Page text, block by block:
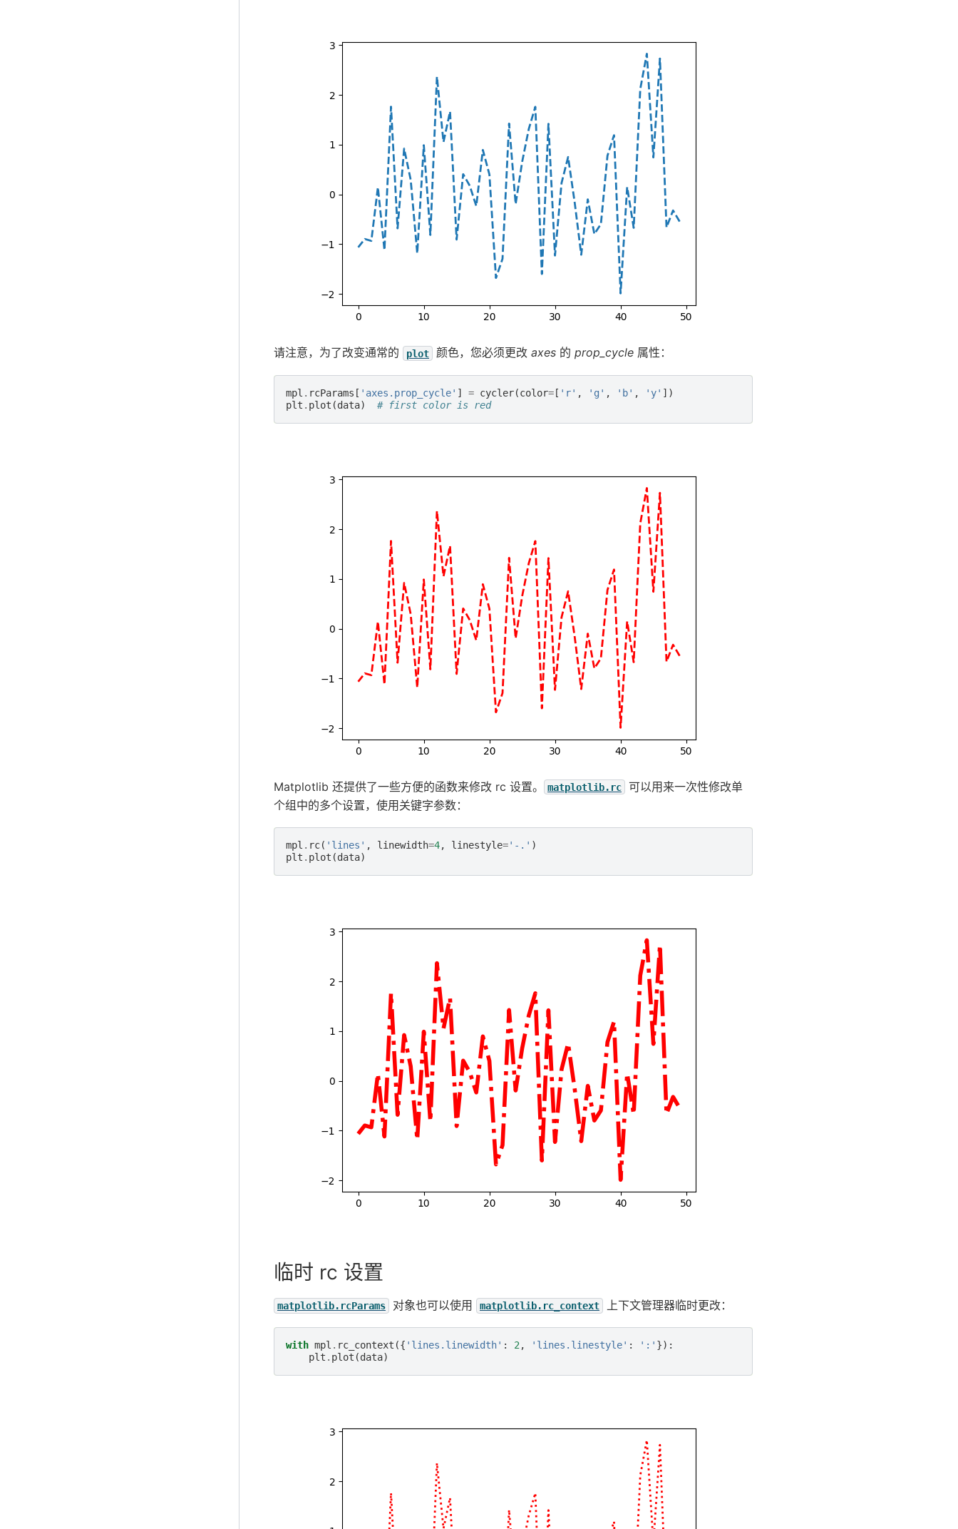
请注意，为了改变通常的 plot 颜色，您必须更改 axes 的 prop_cycle 属性：
mpl . rcParams [ 'axes.prop_cycle' ] = cycler(color= [ 'r' , 'g' , 'b' , 'y' ])
plt . plot (data) # first color is red
Matplotlib 还提供了一些方便的函数来修改 rc 设置。 matplotlib.rc
可以用来一次性修改单
个组中的多个设置，使用关键字参数：
mpl . rc( 'lines' , linewidth=4, linestyle='-.' )
plt . plot (data)
临时 rc 设置
matplotlib.rcParams 对象也可以使用 matplotlib.rc_context 上下文管理器临时更改：
with mpl . rc_context ({ 'lines.linewidth' : 2, 'lines.linestyle' : ':' }):
plt . plot (data)